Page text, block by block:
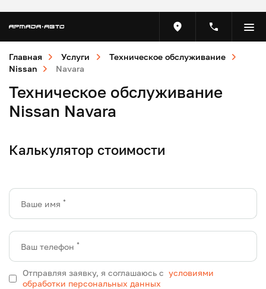
Главная Услуги
Техническое обслуживание
Nissan
Navara
Техническое обслуживание
Nissan Navara
Калькулятор стоимости
Ваше имя *
Ваш телефон *
Отправляя заявку, я соглашаюсь с условиями
обработки персональных данных